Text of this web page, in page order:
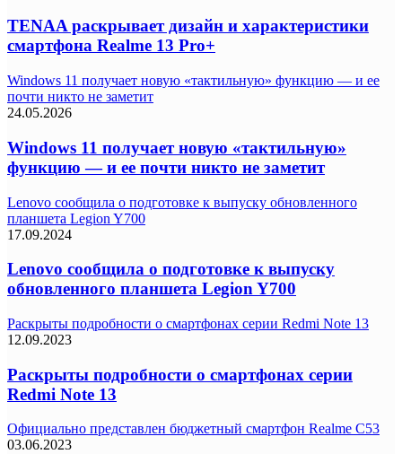
TENAA раскрывает дизайн и характеристики
смартфона Realme 13 Pro+
Windows 11 получает новую «тактильную» функцию — и ее
почти никто не заметит
24.05.2026
Windows 11 получает новую «тактильную»
функцию — и ее почти никто не заметит
Lenovo сообщила о подготовке к выпуску обновленного
планшета Legion Y700
17.09.2024
Lenovo сообщила о подготовке к выпуску
обновленного планшета Legion Y700
Раскрыты подробности о смартфонах серии Redmi Note 13
12.09.2023
Раскрыты подробности о смартфонах серии
Redmi Note 13
Официально представлен бюджетный смартфон Realme C53
03.06.2023